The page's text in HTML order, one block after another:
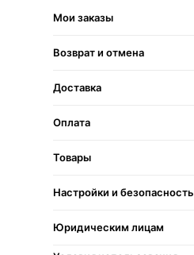
Мои заказы
Возврат и отмена
Доставка
Оплата
Товары
Настройки и безопасность
Юридическим лицам